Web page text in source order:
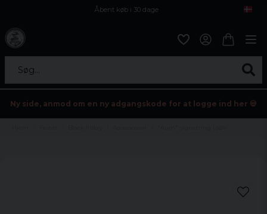
Åbent køb i 30 dage
Søg...
Ny side, anmod om en ny adgangskode for at logge ind her 💀